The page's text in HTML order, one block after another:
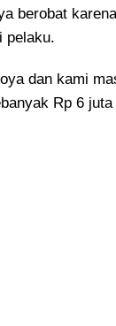
berobat
pelaku.
dan kami
Rp 6